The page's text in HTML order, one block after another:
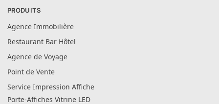
PRODUITS
Agence Immobilière
Restaurant Bar Hôtel
Agence de Voyage
Point de Vente
Service Impression Affiche
Porte-Affiches Vitrine LED